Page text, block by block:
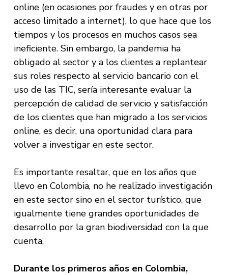
online (en ocasiones por fraudes y en otras por
acceso limitado a internet), lo que hace que los
tiempos y los procesos en muchos casos sea
ineficiente. Sin embargo, la pandemia ha
obligado al sector y a los clientes a replantear
sus roles respecto al servicio bancario con el
uso de las TIC, sería interesante evaluar la
percepción de calidad de servicio y satisfacción
de los clientes que han migrado a los servicios
online, es decir, una oportunidad clara para
volver a investigar en este sector.
Es importante resaltar, que en los años que
llevo en Colombia, no he realizado investigación
en este sector sino en el sector turístico, que
igualmente tiene grandes oportunidades de
desarrollo por la gran biodiversidad con la que
cuenta.
Durante los primeros años en Colombia,